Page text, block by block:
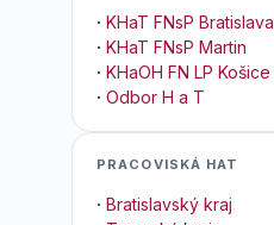
· KHaT FNsP Bratislava
· KHaT FNsP Martin
· KHaOH FN LP Košice
· Odbor H a T
PRACOVISKÁ HAT
· Bratislavský kraj